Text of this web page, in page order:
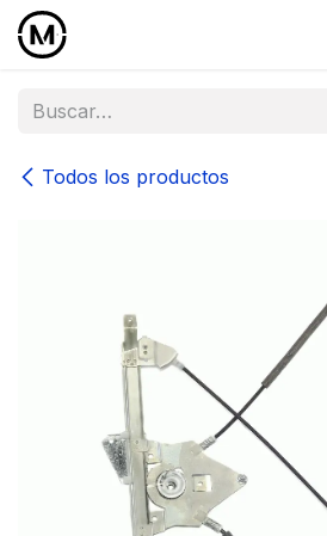
Ir al contenido
Todos los productos